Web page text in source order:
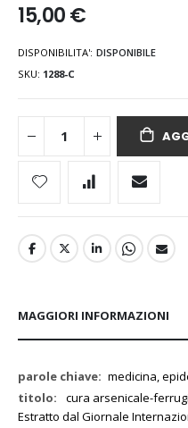
15,00 €
DISPONIBILITA': DISPONIBILE
SKU 1288-C
MAGGIORI INFORMAZIONI
Maggiori
Informazioni
medicina,
cura arsenicale-
Estratto dal Giornale